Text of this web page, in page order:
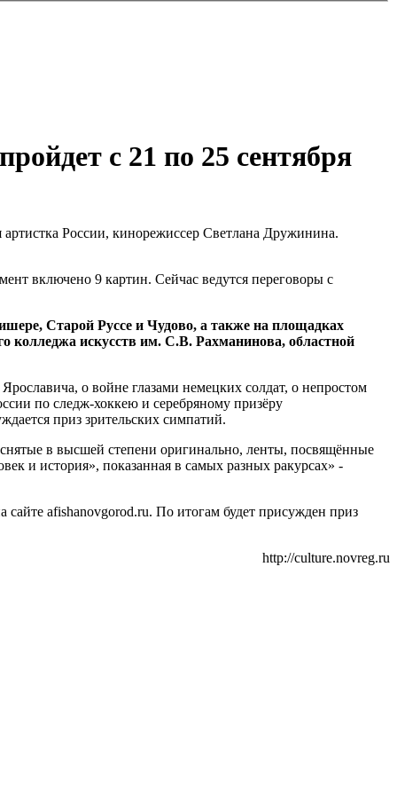
с 21 по 25 сентября
России, кинорежиссер Светлана Дружинина.
включено 9 картин. Сейчас ведутся переговоры с
Старой Руссе и Чудово, а также на площадках
колледжа искусств им. С.В. Рахманинова, областной
о войне глазами немецких солдат, о непростом
по следж-хоккею и серебряному призёру
приз зрительских симпатий.
в высшей степени оригинально, ленты, посвящённые
и история», показанная в самых разных ракурсах» -
afishanovgorod.ru. По итогам будет присужден приз
http://culture.novreg.ru